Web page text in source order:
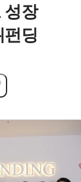
성장
펀딩